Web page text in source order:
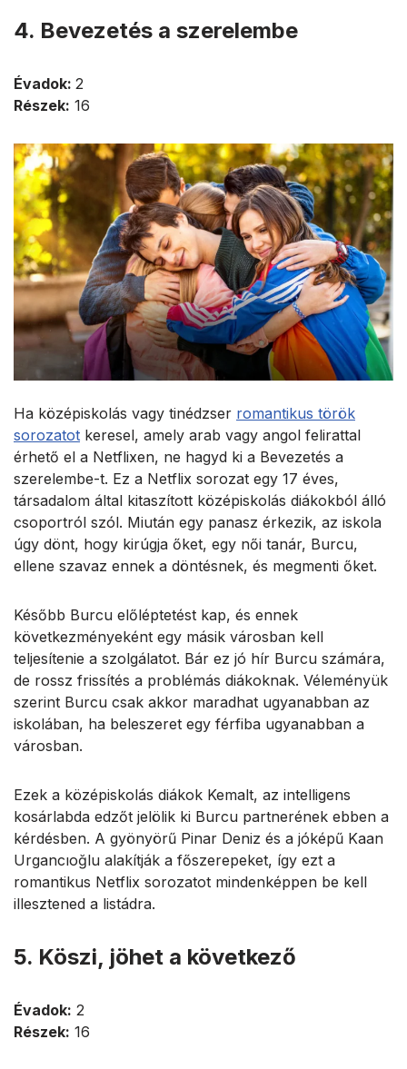
4. Bevezetés a szerelembe
Évadok: 2
Részek: 16
Ha középiskolás vagy tinédzser romantikus török
sorozatot keresel, amely arab vagy angol felirattal
érhető el a Netflixen, ne hagyd ki a Bevezetés a
szerelembe-t. Ez a Netflix sorozat egy 17 éves,
társadalom által kitaszított középiskolás diákokból álló
csoportról szól. Miután egy panasz érkezik, az iskola
úgy dönt, hogy kirúgja őket, egy női tanár, Burcu,
ellene szavaz ennek a döntésnek, és megmenti őket.
Később Burcu előléptetést kap, és ennek
következményeként egy másik városban kell
teljesítenie a szolgálatot. Bár ez jó hír Burcu számára,
de rossz frissítés a problémás diákoknak. Véleményük
szerint Burcu csak akkor maradhat ugyanabban az
iskolában, ha beleszeret egy férfiba ugyanabban a
városban.
Ezek a középiskolás diákok Kemalt, az intelligens
kosárlabda edzőt jelölik ki Burcu partnerének ebben a
kérdésben. A gyönyörű Pinar Deniz és a jóképű Kaan
Urgancıoğlu alakítják a főszerepeket, így ezt a
romantikus Netflix sorozatot mindenképpen be kell
illesztened a listádra.
5. Köszi, jöhet a következő
Évadok: 2
Részek: 16